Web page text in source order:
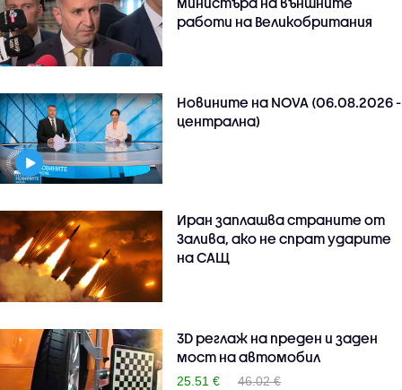
работи на Великобритания
Новините на NOVA (06.08.2026 -
централна)
Иран заплашва страните от
Залива, ако не спрат ударите
на САЩ
3D реглаж на преден и заден
мост на автомобил
25.51 €
46.02 €